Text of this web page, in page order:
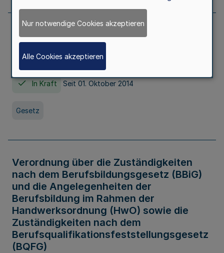
Gesetz über die Hochschulen des Landes
Nordrhein-Westfalen (Hochschulgesetz -
HG)
In Kraft Seit 01. Oktober 2014
Gesetz
Verordnung über die Zuständigkeiten
nach dem Berufsbildungsgesetz (BBiG)
und die Angelegenheiten der
Berufsbildung im Rahmen der
Handwerksordnung (HwO) sowie die
Zuständigkeiten nach dem
Berufsqualifikationsfeststellungsgesetz
(BQFG)
Nur notwendige Cookies akzeptieren
Alle Cookies akzeptieren